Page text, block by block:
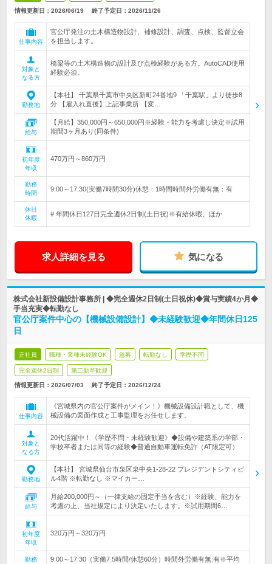
情報更新日：2026/06/19 終了予定日： 2026/11/26
仕事内容
官公庁発注の土木構造物設計、補修設計、調査、点検、監督立会
を担当します。
対象と
なる方
橋梁等の土木構造物の設計及び点検経験がある方。AutoCAD使用
経験必須。
勤務地
【本社】 千葉県千葉市中央区新町24番地9 「千葉駅」より徒歩8
分 【雇入れ直後】上記事業所 【変…
給与
【月給】350,000円～650,000円※経験・能力を考慮し決定※試用
期間3ヶ月あり(同条件)
初年度
年収
470万円～860万円
勤務
時間
9:00～17:30(実働7時間30分)休憩：1時間時間外労働有無：有
休日
休暇
# 年間休日127日完全週休2日制(土日祝)※有給休暇、ほか
求人詳細を見る 気になる
株式会社新設備設計事務所 | ◆完全週休2日制(土日祝休)◆賞与実績4か月◆
手当充実◆転勤なし
官公庁案件中心の【機械設備設計】◆未経験歓迎◆年間休日125
日
正社員 職種・業種未経験OK 急募 転勤なし 学歴不問
完全週休2日制 第二新卒歓迎
情報更新日：2026/07/03 終了予定日： 2026/12/24
仕事内容
《宮城県内の官公庁案件がメイン！》機械設備設計職として、機
械設備の図面作成と工事監理をお任せします。
対象と
なる方
20代活躍中！《学歴不問・未経験歓迎》◆設備や建築系の学部・
学校卒者または同等の経験◆普通自動車運転免許（AT限定可）
勤務地
【本社】 宮城県仙台市泉区泉中央1-28-22 プレジデントシティビ
ル4階 ※転勤なし ※マイカー…
給与
月給200,000円～（一律支給の固定手当を含む）※経験、能力を
考慮の上、当社規定により決定いたします。※試用期間6…
初年度
年収
320万円～320万円
勤務
9:00～17:30（実働7.5時間/休憩60分）時間外労働有無:有※平均